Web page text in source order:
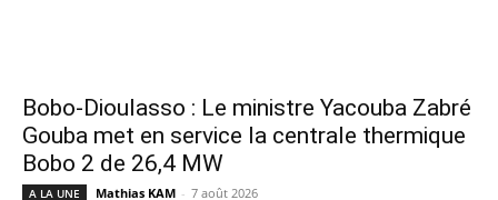
Bobo-Dioulasso : Le ministre Yacouba Zabré
Gouba met en service la centrale thermique
Bobo 2 de 26,4 MW
A LA UNE Mathias KAM - 7 août 2026